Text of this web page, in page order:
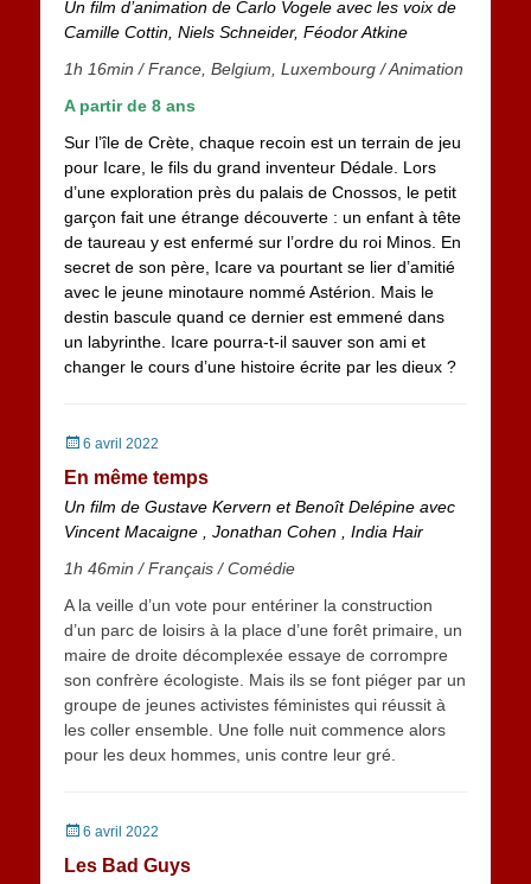
Un film d’animation de Carlo Vogele avec les voix de
Camille Cottin, Niels Schneider, Féodor Atkine
1h 16min/ France, Belgium, Luxembourg/ Animation
A partir de 8 ans
Sur l’île de Crète, chaque recoin est un terrain de jeu
pour Icare, le fils du grand inventeur Dédale. Lors
d’une exploration près du palais de Cnossos, le petit
garçon fait une étrange découverte : un enfant à tête
de taureau y est enfermé sur l’ordre du roi Minos. En
secret de son père, Icare va pourtant se lier d’amitié
avec le jeune minotaure nommé Astérion. Mais le
destin bascule quand ce dernier est emmené dans
un labyrinthe. Icare pourra-t-il sauver son ami et
changer le cours d’une histoire écrite par les dieux ?
Posted
6 avril 2022
En même temps
Un film de Gustave Kervern et Benoît Delépine avec
Vincent Macaigne , Jonathan Cohen , India Hair
1h 46min/ Français /Comédie
A la veille d’un vote pour entériner la construction
d’un parc de loisirs à la place d’une forêt primaire, un
maire de droite décomplexée essaye de corrompre
son confrère écologiste. Mais ils se font piéger par un
groupe de jeunes activistes féministes qui réussit à
les coller ensemble. Une folle nuit commence alors
pour les deux hommes, unis contre leur gré.
Posted
6 avril 2022
Les Bad Guys